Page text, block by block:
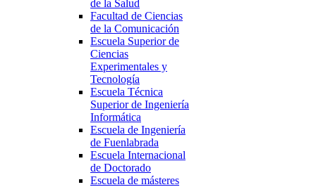
de la Salud
Facultad de Ciencias
de la Comunicación
Escuela Superior de
Ciencias
Experimentales y
Tecnología
Escuela Técnica
Superior de Ingeniería
Informática
Escuela de Ingeniería
de Fuenlabrada
Escuela Internacional
de Doctorado
Escuela de másteres